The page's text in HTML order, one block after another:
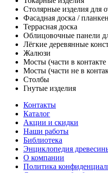
Столярные изделия для
Фасадная доска / планкен
Террасная доска
Облицовочные панели
Лёгкие деревянные
Жалюзи
Мосты (части в
Мосты (части не в
Столбы
Гнутые изделия
Контакты
Каталог
Акции и скидки
Наши работы
Библиотека
Энциклопедия
О компании
Политика